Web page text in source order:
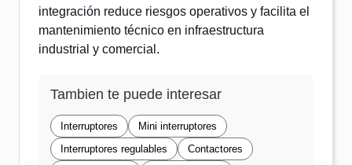
integración reduce riesgos operativos y facilita el
mantenimiento técnico en infraestructura
industrial y comercial.
Tambien te puede interesar
Interruptores
Mini interruptores
Interruptores regulables
Contactores